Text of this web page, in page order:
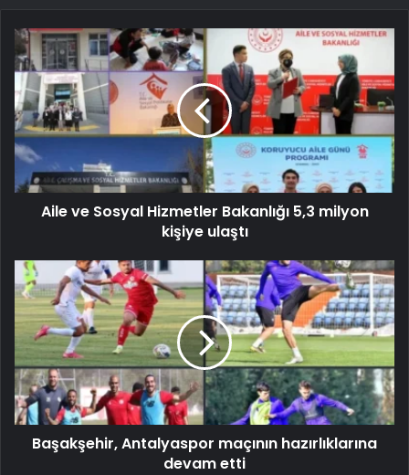
Aile ve Sosyal Hizmetler Bakanlığı 5,3 milyon
kişiye ulaştı
Başakşehir, Antalyaspor maçının hazırlıklarına
devam etti